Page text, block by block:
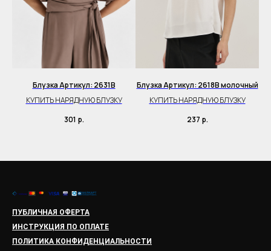
Блузка Артикул: 2631B
КУПИТЬ НАРЯДНУЮ БЛУЗКУ
301 р.
Блузка Артикул: 2618B молочный
КУПИТЬ НАРЯДНУЮ БЛУЗКУ
237 р.
ПУБЛИЧНАЯ ОФЕРТА
ИНСТРУКЦИЯ ПО ОПЛАТЕ
ПОЛИТИКА КОНФИДЕНЦИАЛЬНОСТИ